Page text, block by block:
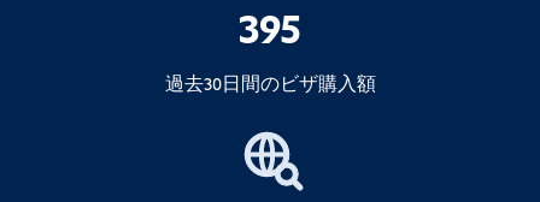
395
過去30日間のビザ購入額